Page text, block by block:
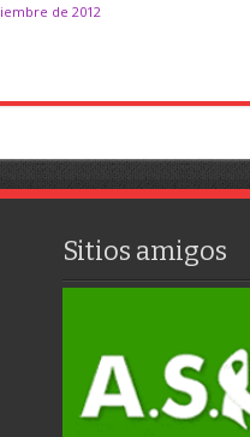
de 2012
Sitios amigos